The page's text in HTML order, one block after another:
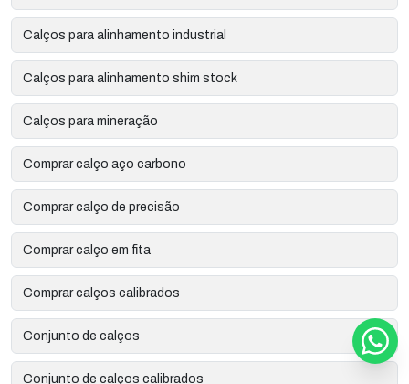
Calços para alinhamento industrial
Calços para alinhamento shim stock
Calços para mineração
Comprar calço aço carbono
Comprar calço de precisão
Comprar calço em fita
Comprar calços calibrados
Conjunto de calços
Conjunto de calços calibrados